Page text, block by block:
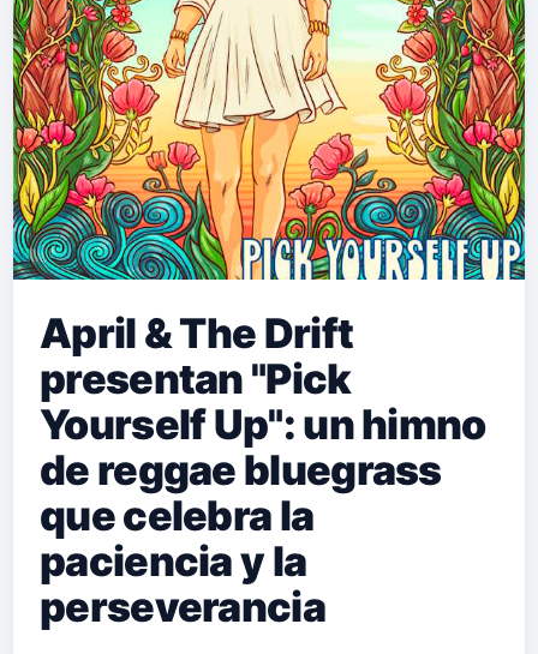
April & The Drift
presentan "Pick
Yourself Up": un himno
de reggae bluegrass
que celebra la
paciencia y la
perseverancia